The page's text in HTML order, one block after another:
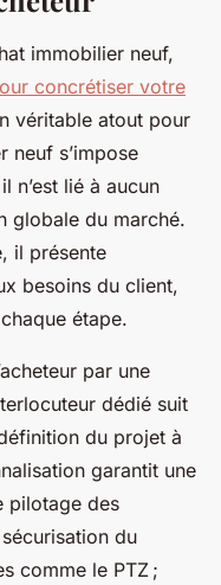
immobilier neuf,
concrétiser votre
véritable atout pour
neuf s’impose
n’est lié à aucun
globale du marché.
il présente
besoins du client,
étape.
par une
dédié suit
du projet à
garantit une
pilotage des
du
comme le PTZ ;